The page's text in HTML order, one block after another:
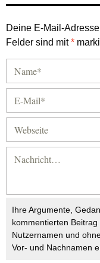
Deine E-Mail-
Felder sind mit*
Ihre Argumente,
kommentierten
Nutzernamen und
Vor- und Nachnamen